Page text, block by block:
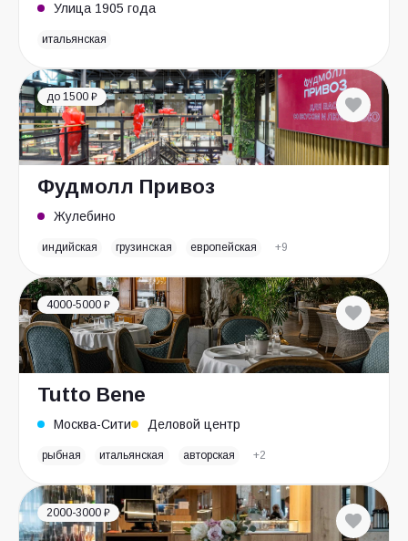
Улица 1905 года
итальянская
до 1500 ₽
Фудмолл Привоз
Жулебино
индийская грузинская европейская +9
4000-5000 ₽
Tutto Bene
Москва-Сити Деловой центр
рыбная итальянская авторская +2
2000-3000 ₽